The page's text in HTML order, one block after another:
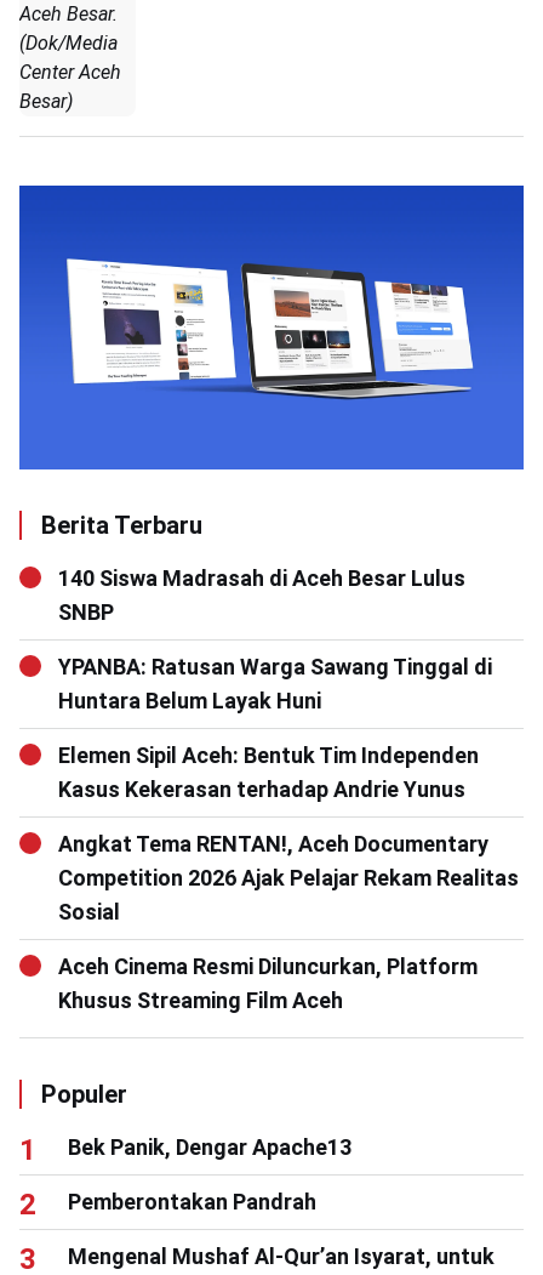
Aceh Besar.
(Dok/Media
Center Aceh
Besar)
Berita Terbaru
140 Siswa Madrasah di Aceh Besar Lulus
SNBP
YPANBA: Ratusan Warga Sawang Tinggal di
Huntara Belum Layak Huni
Elemen Sipil Aceh: Bentuk Tim Independen
Kasus Kekerasan terhadap Andrie Yunus
Angkat Tema RENTAN!, Aceh Documentary
Competition 2026 Ajak Pelajar Rekam Realitas
Sosial
Aceh Cinema Resmi Diluncurkan, Platform
Khusus Streaming Film Aceh
Populer
Bek Panik, Dengar Apache13
Pemberontakan Pandrah
Mengenal Mushaf Al-Qur’an Isyarat, untuk